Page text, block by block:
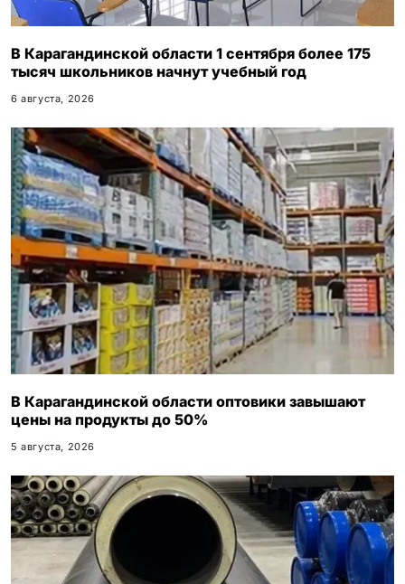
В Карагандинской области 1 сентября более 175
тысяч школьников начнут учебный год
6 августа, 2026
В Карагандинской области оптовики завышают
цены на продукты до 50%
5 августа, 2026